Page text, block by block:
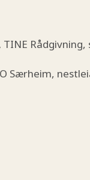
TINE
Særheim,